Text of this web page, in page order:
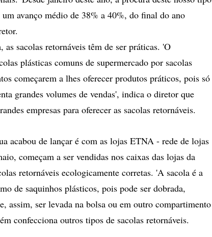
avanço médio de 38% a 40%, do final do ano
as sacolas retornáveis têm de ser práticas. 'O
plásticas comuns de supermercado por sacolas
começarem a lhes oferecer produtos práticos, pois só
grandes volumes de vendas', indica o diretor que
empresas para oferecer as sacolas retornáveis.
acabou de lançar é com as lojas ETNA - rede de lojas
começam a ser vendidas nos caixas das lojas da
retornáveis ecologicamente corretas. 'A sacola é a
de saquinhos plásticos, pois pode ser dobrada,
assim, ser levada na bolsa ou em outro compartimento
confecciona outros tipos de sacolas retornáveis.